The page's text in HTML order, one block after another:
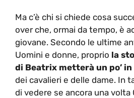
Ma c’è chi si chiede cosa
over che, ormai da tempo, è
giovane. Secondo le ultime
Uomini e donne, proprio la
di Beatrix metterà un po’
dei cavalieri e delle dame. In
di vedere se ancora una volta